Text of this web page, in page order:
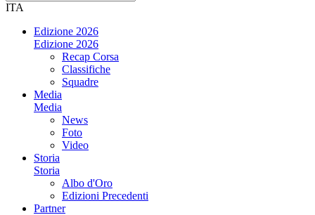
ITA
Edizione 2026
Edizione 2026
Recap Corsa
Classifiche
Squadre
Media
Media
News
Foto
Video
Storia
Storia
Albo d'Oro
Edizioni Precedenti
Partner